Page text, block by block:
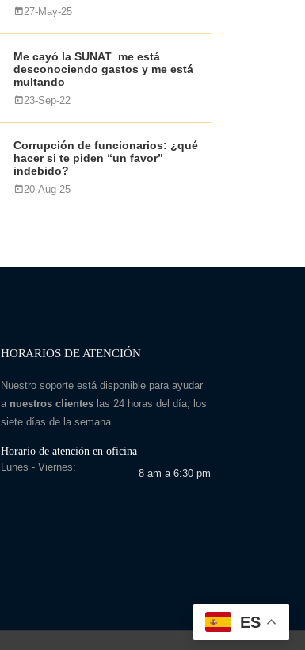
27-May-25
Me cayó la SUNAT me está
desconociendo gastos y me está
multando
23-Sep-22
Corrupción de funcionarios: ¿qué
hacer si te piden “un favor”
indebido?
20-Aug-25
HORARIOS DE ATENCIÓN
Nuestro soporte está disponible para ayudar
a nuestros clienteslas 24 horas del día, los
siete días de la semana.
Horario de atención en oficina
Lunes - Viernes:
8 am a 6:30 pm
ES